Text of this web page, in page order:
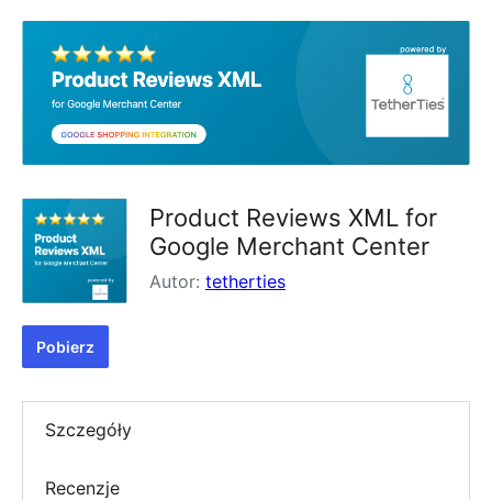
Product Reviews XML for
Google Merchant Center
Autor: tetherties
Pobierz
Szczegóły
Recenzje